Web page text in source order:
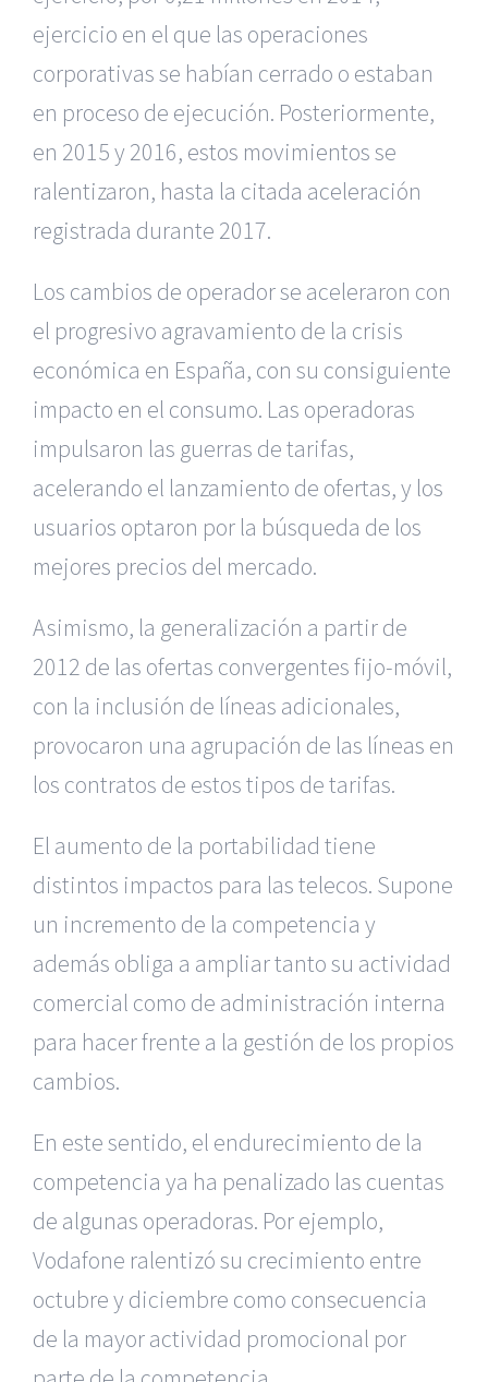
ejercicio en el que las operaciones
corporativas se habían cerrado o estaban
en proceso de ejecución. Posteriormente,
en 2015 y 2016, estos movimientos se
ralentizaron, hasta la citada aceleración
registrada durante 2017.
Los cambios de operador se aceleraron con
el progresivo agravamiento de la crisis
económica en España, con su consiguiente
impacto en el consumo. Las operadoras
impulsaron las guerras de tarifas,
acelerando el lanzamiento de ofertas, y los
usuarios optaron por la búsqueda de los
mejores precios del mercado.
Asimismo, la generalización a partir de
2012 de las ofertas convergentes fijo-móvil,
con la inclusión de líneas adicionales,
provocaron una agrupación de las líneas en
los contratos de estos tipos de tarifas.
El aumento de la portabilidad tiene
distintos impactos para las telecos. Supone
un incremento de la competencia y
además obliga a ampliar tanto su actividad
comercial como de administración interna
para hacer frente a la gestión de los propios
cambios.
En este sentido, el endurecimiento de la
competencia ya ha penalizado las cuentas
de algunas operadoras. Por ejemplo,
Vodafone ralentizó su crecimiento entre
octubre y diciembre como consecuencia
de la mayor actividad promocional por